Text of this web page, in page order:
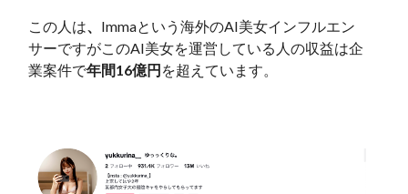
この人は、 Immaという海外のAI美女インフルエン
サーですがこのAI美女を運営している人の収益は企
業案件で年間16億円 を超えています。